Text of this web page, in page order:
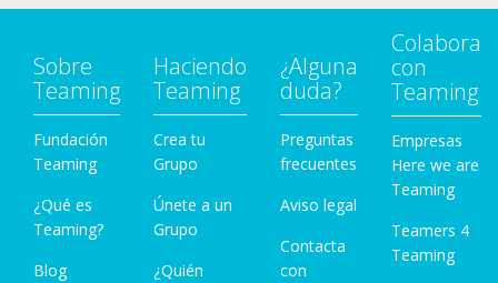
Sobre
Teaming
Fundación
Teaming
¿Qué es
Teaming?
Blog
Haciendo
Teaming
Crea tu
Grupo
Únete a un
Grupo
¿Quién
¿Alguna
duda?
Preguntas
frecuentes
Aviso legal
Contacta
con
Colabora
con
Teaming
Empresas
Here we are
Teaming
Teamers 4
Teaming